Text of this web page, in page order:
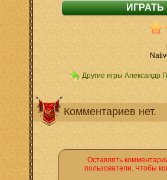
Другие игры Александр
Комментариев нет.
Оставлять
пользователи. Чтобы